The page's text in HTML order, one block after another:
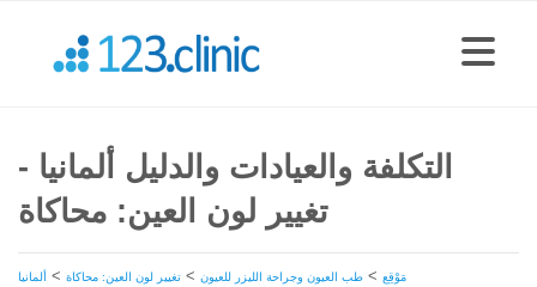
التكلفة والعيادات والدليل ألمانيا -
تغيير لون العين: محاكاة
مَوْقِع > طب العيون وجراحة الليزر للعيون > تغيير لون العين: محاكاة > ألمانيا